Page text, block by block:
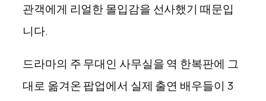
관객에게 리얼한 몰입감을 선사했기 때문입
니다.
드라마의 주 무대인 사무실을 역 한복판에 그
대로 옮겨온 팝업에서 실제 출연 배우들이 3